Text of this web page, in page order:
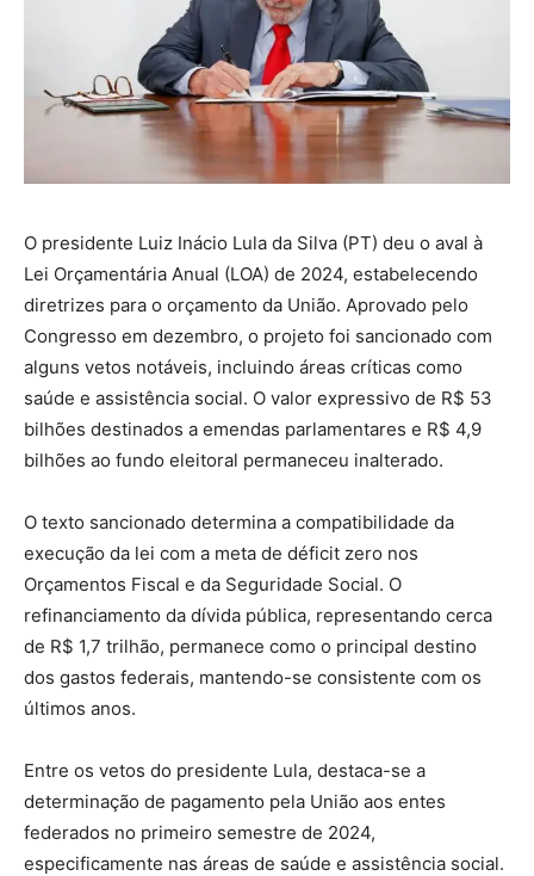
O presidente Luiz Inácio Lula da Silva (PT) deu o aval à
Lei Orçamentária Anual (LOA) de 2024, estabelecendo
diretrizes para o orçamento da União. Aprovado pelo
Congresso em dezembro, o projeto foi sancionado com
alguns vetos notáveis, incluindo áreas críticas como
saúde e assistência social. O valor expressivo de R$ 53
bilhões destinados a emendas parlamentares e R$ 4,9
bilhões ao fundo eleitoral permaneceu inalterado.
O texto sancionado determina a compatibilidade da
execução da lei com a meta de déficit zero nos
Orçamentos Fiscal e da Seguridade Social. O
refinanciamento da dívida pública, representando cerca
de R$ 1,7 trilhão, permanece como o principal destino
dos gastos federais, mantendo-se consistente com os
últimos anos.
Entre os vetos do presidente Lula, destaca-se a
determinação de pagamento pela União aos entes
federados no primeiro semestre de 2024,
especificamente nas áreas de saúde e assistência social.